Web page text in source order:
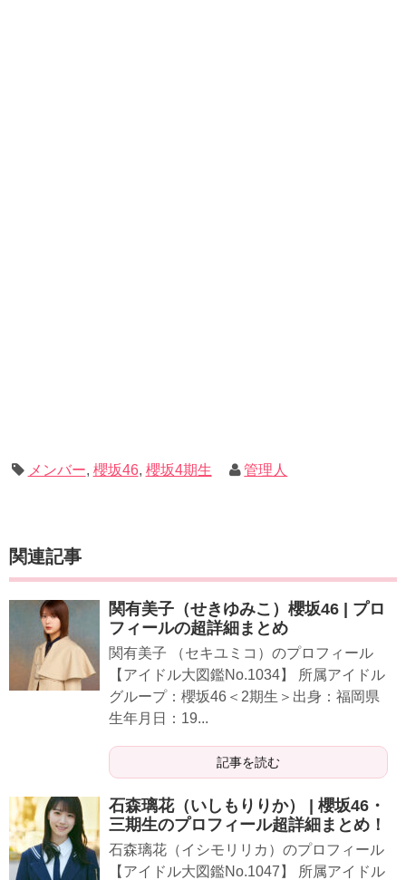
メンバー, 櫻坂46, 櫻坂4期生 管理人
関連記事
関有美子（せきゆみこ）櫻坂46 | プロ
フィールの超詳細まとめ
関有美子 （セキユミコ）のプロフィール
【アイドル大図鑑No.1034】 所属アイドル
グループ：櫻坂46＜2期生＞出身：福岡県
生年月日：19...
記事を読む
石森璃花（いしもりりか） | 櫻坂46・
三期生のプロフィール超詳細まとめ！
石森璃花（イシモリリカ）のプロフィール
【アイドル大図鑑No.1047】 所属アイドル